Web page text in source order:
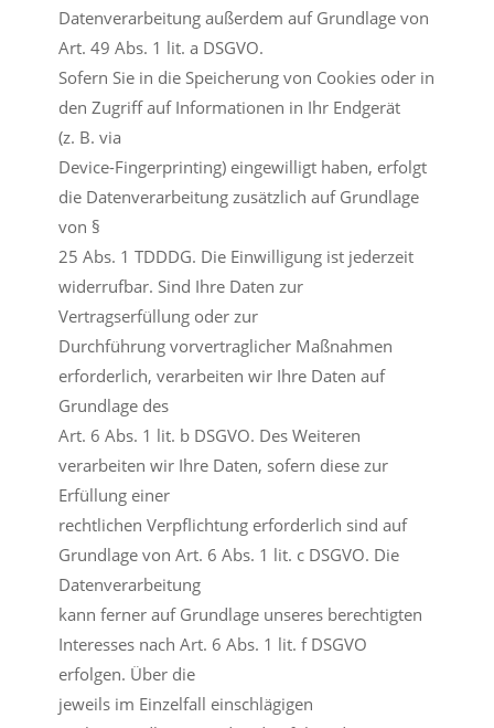
Datenverarbeitung außerdem auf Grundlage von
Art. 49 Abs. 1 lit. a DSGVO.
Sofern Sie in die Speicherung von Cookies oder in
den Zugriff auf Informationen in Ihr Endgerät
(z. B. via
Device-Fingerprinting) eingewilligt haben, erfolgt
die Datenverarbeitung zusätzlich auf Grundlage
von §
25 Abs. 1 TDDDG. Die Einwilligung ist jederzeit
widerrufbar. Sind Ihre Daten zur
Vertragserfüllung oder zur
Durchführung vorvertraglicher Maßnahmen
erforderlich, verarbeiten wir Ihre Daten auf
Grundlage des
Art. 6 Abs. 1 lit. b DSGVO. Des Weiteren
verarbeiten wir Ihre Daten, sofern diese zur
Erfüllung einer
rechtlichen Verpflichtung erforderlich sind auf
Grundlage von Art. 6 Abs. 1 lit. c DSGVO. Die
Datenverarbeitung
kann ferner auf Grundlage unseres berechtigten
Interesses nach Art. 6 Abs. 1 lit. f DSGVO
erfolgen. Über die
jeweils im Einzelfall einschlägigen